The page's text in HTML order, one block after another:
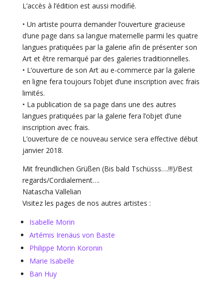
L’accès à l’édition est aussi modifié.
• Un artiste pourra demander l’ouverture gracieuse
d’une page dans sa langue maternelle parmi les quatre
langues pratiquées par la galerie afin de présenter son
Art et être remarqué par des galeries traditionnelles.
• L’ouverture de son Art au e-commerce par la galerie
en ligne fera toujours l’objet d’une inscription avec frais
limités.
• La publication de sa page dans une des autres
langues pratiquées par la galerie fera l’objet d’une
inscription avec frais.
L’ouverture de ce nouveau service sera effective début
janvier 2018.
Mit freundlichen Grüßen (Bis bald Tschüsss….!!!)/Best
regards/Cordialement….
Natascha Vallelian
Visitez les pages de nos autres artistes :
Isabelle Morin
Artémis Irenäus von Baste
Philippe Morin Koronin
Marie Isabelle
Ban Huy